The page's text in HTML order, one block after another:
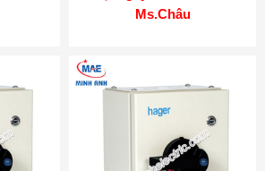
Ms.Châu